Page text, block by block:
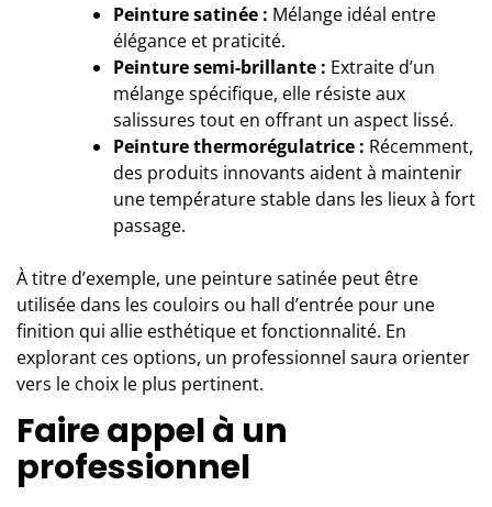
Peinture satinée : Mélange idéal entre
élégance et praticité.
Peinture semi-brillante : Extraite d’un
mélange spécifique, elle résiste aux
salissures tout en offrant un aspect lissé.
Peinture thermorégulatrice : Récemment,
des produits innovants aident à maintenir
une température stable dans les lieux à fort
passage.
À titre d’exemple, une peinture satinée peut être
utilisée dans les couloirs ou hall d’entrée pour une
finition qui allie esthétique et fonctionnalité. En
explorant ces options, un professionnel saura orienter
vers le choix le plus pertinent.
Faire appel à un
professionnel